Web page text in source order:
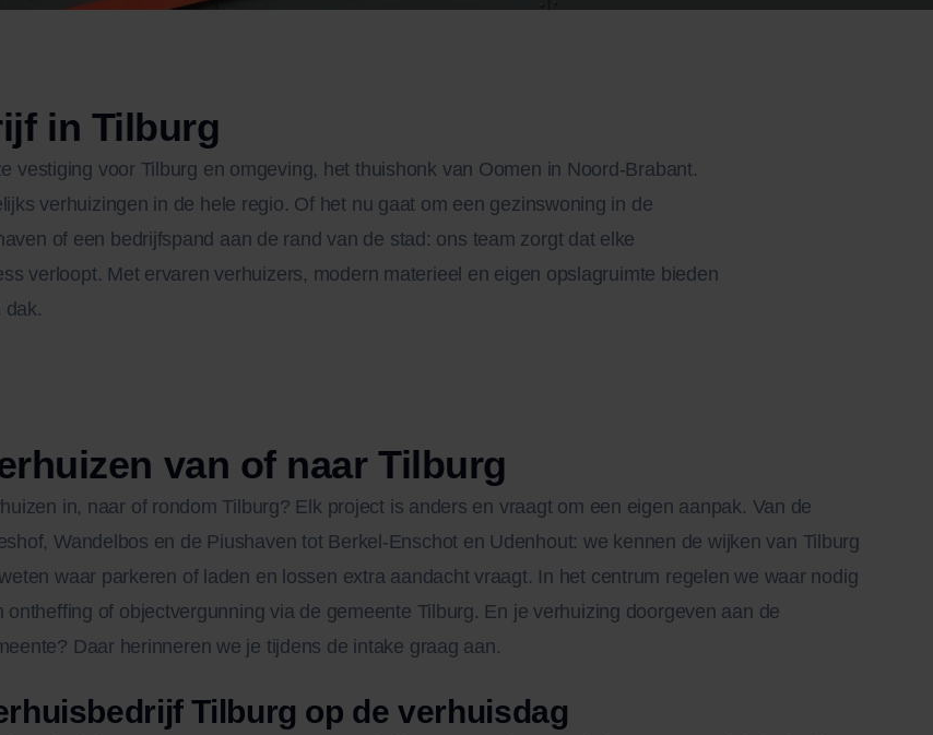
in Tilburg
vestiging voor Tilburg en omgeving, het thuishonk van Oomen in Noord-Brabant.
verhuizingen in de hele regio. Of het nu gaat om een gezinswoning in de
of een bedrijfspand aan de rand van de stad: ons team zorgt dat elke
verloopt. Met ervaren verhuizers, modern materieel en eigen opslagruimte bieden
dak.
van of naar Tilburg
in, naar of rondom Tilburg? Elk project is anders en vraagt om een eigen aanpak. Van de
Wandelbos en de Piushaven tot Berkel-Enschot en Udenhout: we kennen de wijken van Tilburg
waar parkeren of laden en lossen extra aandacht vraagt. In het centrum regelen we waar nodig
ontheffing of objectvergunning via de gemeente Tilburg. En je verhuizing doorgeven aan de
Daar herinneren we je tijdens de intake graag aan.
Tilburg op de verhuisdag